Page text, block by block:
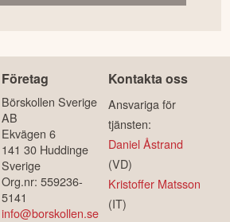
Företag
Börskollen Sverige
AB
Ekvägen 6
141 30 Huddinge
Sverige
Org.nr: 559236-
5141
info@borskollen.se
Kontakta oss
Ansvariga för
tjänsten:
Daniel Åstrand
(VD)
Kristoffer Matsson
(IT)